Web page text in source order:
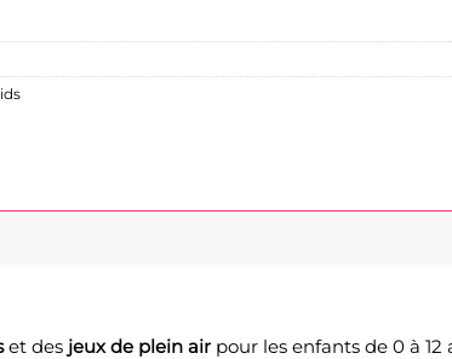
et des jeux de plein airpour les enfants de 0 à 12